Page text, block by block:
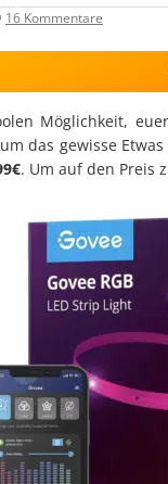
16 Kommentare
Möglichkeit,
das gewisse
. Um auf den Preis